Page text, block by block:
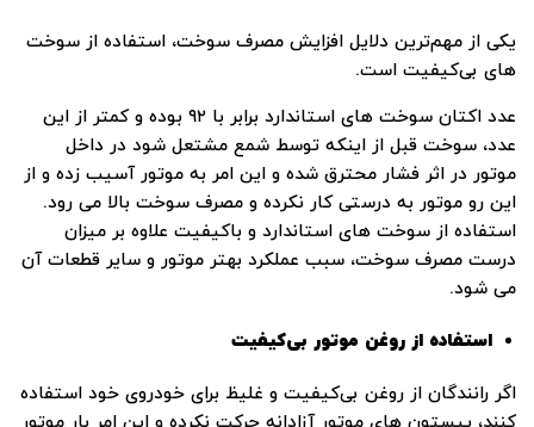
یکی از مهم‌ترین دلایل افزایش مصرف سوخت، استفاده از سوخت
‌های بی‌کیفیت است.
عدد اکتان سوخت ‌های استاندارد برابر با ۹۲ بوده و کمتر از این
عدد، سوخت قبل از اینکه توسط شمع مشتعل شود در داخل
موتور در اثر فشار محترق شده و این امر به موتور آسیب زده و از
این‌ رو موتور به درستی کار نکرده و مصرف سوخت بالا می ‌رود.
استفاده از سوخت ‌های استاندارد و باکیفیت علاوه‌ بر میزان
درست مصرف سوخت، سبب عملکرد بهتر موتور و سایر قطعات آن
می ‌شود.
استفاده از روغن‌ موتور بی‌کیفیت
اگر رانندگان از روغن بی‌کیفیت و غلیظ برای خودروی خود استفاده